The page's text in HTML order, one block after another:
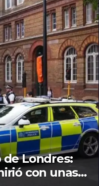
Londres:
con unas